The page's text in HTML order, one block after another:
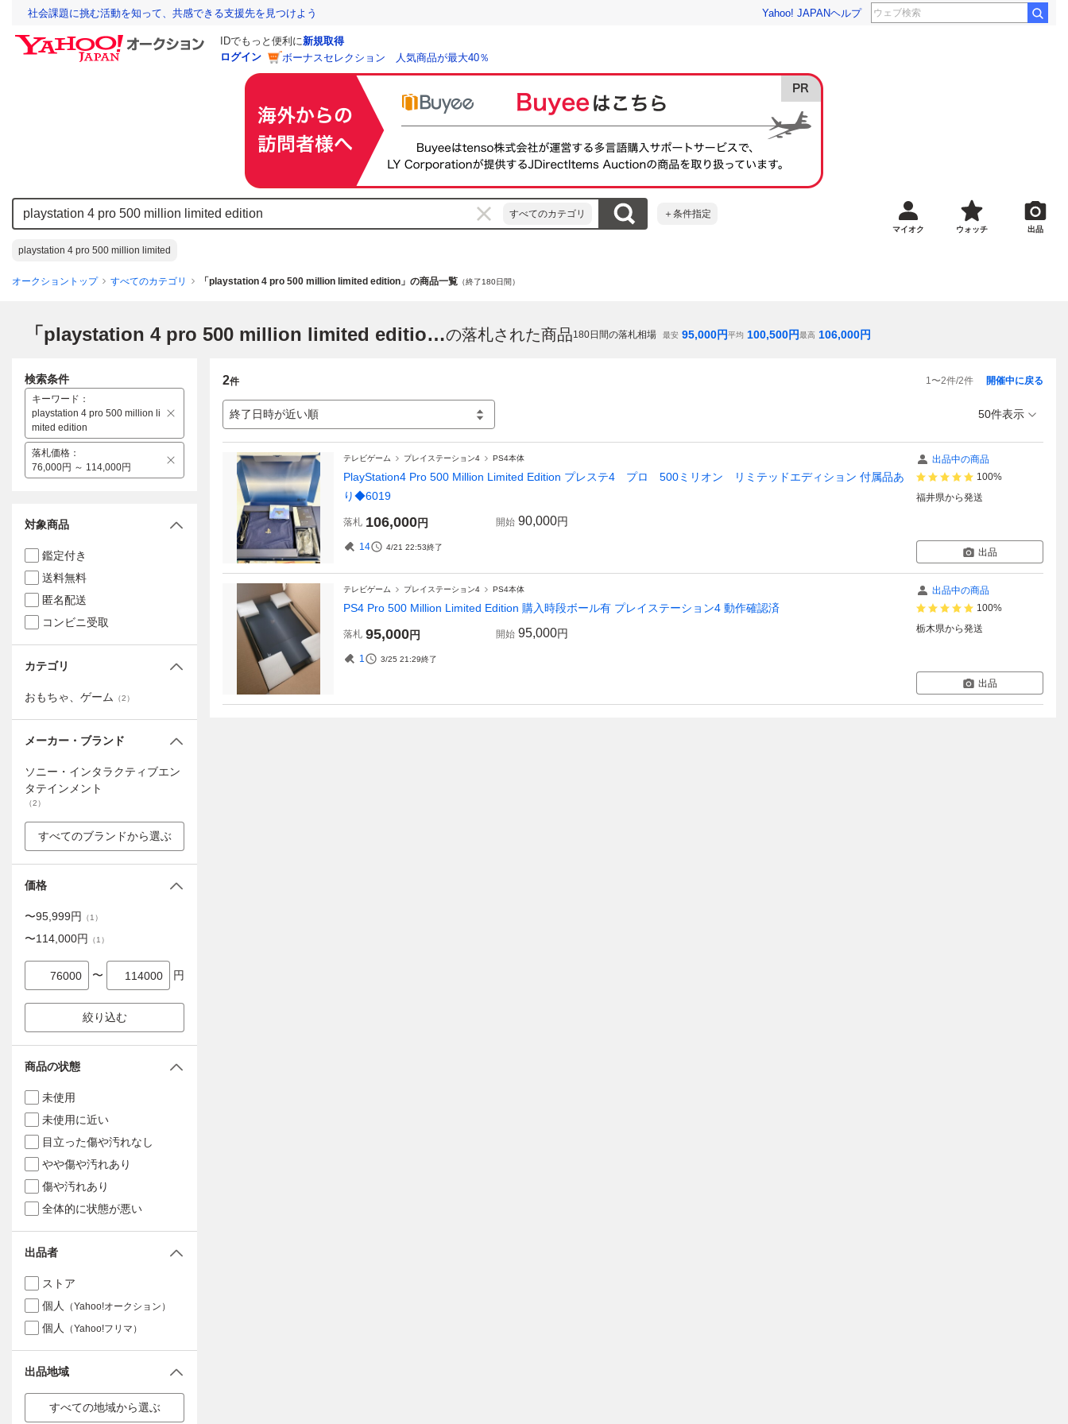
社会課題に挑む活動を知って、共感できる支援先を見つけよう Yahoo! JAPANヘルプ
IDでもっと便利に新規取得
ログイン
ボーナスセレクション 人気商品が最大40％
すべてのカテゴリ ＋条件指定
playstation 4 pro 500 million limited
マイオク ウォッチ 出品
オークショントップ すべてのカテゴリ 「playstation 4 pro 500 million limited edition」の商品一覧 （終了180日間）
「playstation 4 pro 500 million limited edition」の落札された商品180日間の落札相場 最安 95,000円平均 100,500円最高 106,000円
2件 1〜2件/2件
終了日時が近い順
開催中に戻る
50件表示
テレビゲーム プレイステーション4 PS4本体
PlayStation4 Pro 500 Million Limited Edition プレステ4 プロ 500ミリオン リミテッドエディション 付属品あ
り◆6019
落札 106,000円 開始 90,000円
14 4/21 22:53終了
出品中の商品
100%
福井県から発送
出品
テレビゲーム プレイステーション4 PS4本体
PS4 Pro 500 Million Limited Edition 購入時段ボール有 プレイステーション4 動作確認済
落札 95,000円 開始 95,000円
1 3/25 21:29終了
出品中の商品
100%
栃木県から発送
出品
検索条件
キーワード ：
playstation 4 pro 500 million li
mited edition
落札価格 ：
76,000円 ～ 114,000円
対象商品
鑑定付き
送料無料
匿名配送
コンビニ受取
カテゴリ
おもちゃ、ゲーム （2）
メーカー・ブランド
ソニー・インタラクティブエン
タテインメント
（2）
すべてのブランドから選ぶ
価格
〜95,999円 （1 ）
〜114,000円 （1 ）
〜 円
絞り込む
商品の状態
未使用
未使用に近い
目立った傷や汚れなし
やや傷や汚れあり
傷や汚れあり
全体的に状態が悪い
出品者
ストア
個人
（Yahoo!オークション）
個人 （Yahoo!フリマ）
出品地域
すべての地域から選ぶ